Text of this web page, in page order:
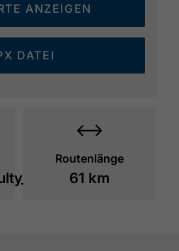
ANZEIGEN
DATEI
Routenlänge
61 km